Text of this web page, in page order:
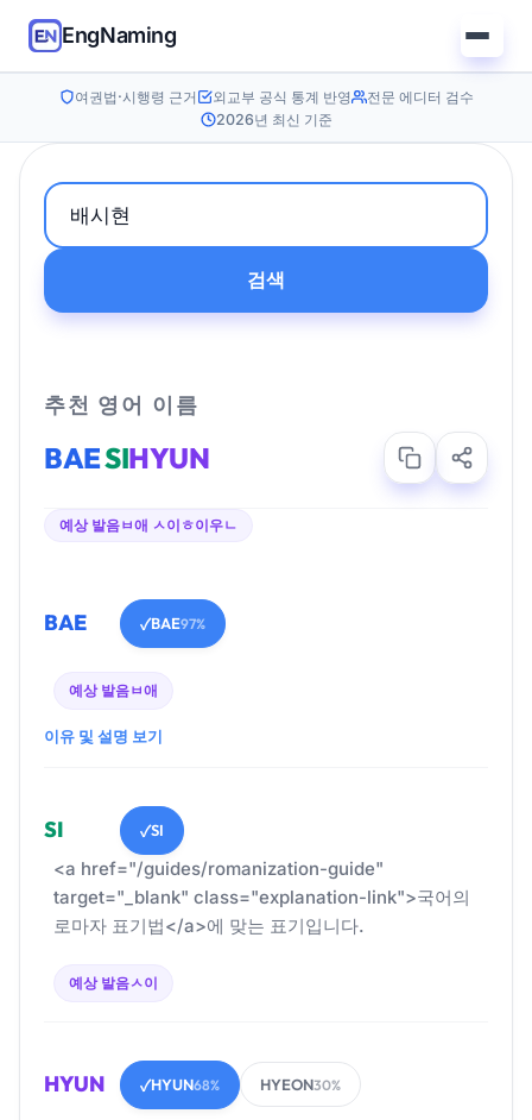
EngNaming
여권법·시행령 근거 외교부 공식 통계 반영
전문 에디터 검수
2026년 최신 기준
검색
추천 영어 이름
BAESIHYUN
예상 발음ㅂ애 ㅅ이ㅎ이우ㄴ
BAE ✓BAE97%
예상 발음ㅂ애
이유 및 설명 보기
SI ✓SI
<a href="/guides/romanization-guide"
target="_blank" class="explanation-link">국어의
로마자 표기법</a>에 맞는 표기입니다.
예상 발음ㅅ이
HYUN ✓HYUN68% HYEON30%